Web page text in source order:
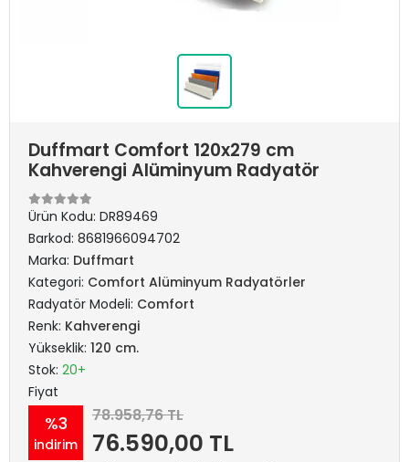
Duffmart Comfort 120x279 cm
Kahverengi Alüminyum Radyatör
Ürün Kodu: DR89469
Barkod: 8681966094702
Marka: Duffmart
Kategori: Comfort Alüminyum Radyatörler
Radyatör Modeli: Comfort
Renk: Kahverengi
Yükseklik: 120 cm.
Stok: 20+
Fiyat
%3
indirim
78.958,76 TL
76.590,00 TL